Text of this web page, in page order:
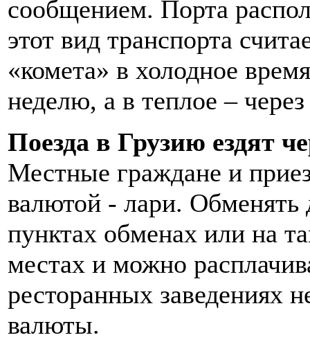
сообщением. Порта
этот вид транспорта
«комета» в холодное
неделю, а в теплое –
Поезда в Грузию ездят
Местные граждане и
валютой - лари. Обменять
пунктах обменах или на
местах и можно
ресторанных заведениях
валюты.